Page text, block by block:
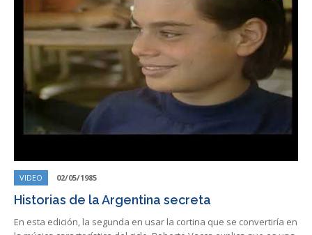
VIDEO 02/05/1985
Historias de la Argentina secreta
En esta edición, la segunda en usar la cortina que se convertiría en